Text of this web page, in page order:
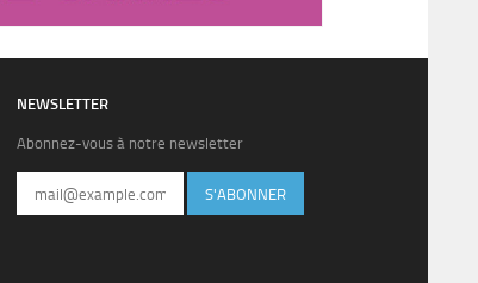
NEWSLETTER
Abonnez-vous à notre newsletter
S'ABONNER